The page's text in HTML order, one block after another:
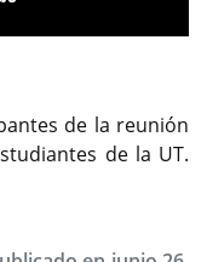
de la reunión
de la UT.